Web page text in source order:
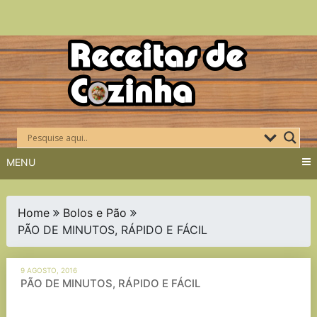
Skip
to
content
MENU
Home
Bolos e Pão
PÃO DE MINUTOS, RÁPIDO E FÁCIL
9 AGOSTO, 2016
PÃO DE MINUTOS, RÁPIDO E FÁCIL